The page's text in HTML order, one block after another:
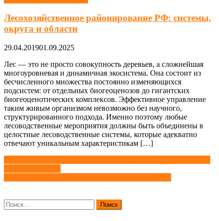
Лесохозяйственное районирование РФ: системы,
округа и области
29.04.201901.09.2025
Лес — это не просто совокупность деревьев, а сложнейшая
многоуровневая и динамичная экосистема. Она состоит из
бесчисленного множества постоянно изменяющихся
подсистем: от отдельных биогеоценозов до гигантских
биогеоценотических комплексов. Эффективное управление
таким живым организмом невозможно без научного,
структурированного подхода. Именно поэтому любые
лесоводственные мероприятия должны быть объединены в
целостные лесоводственные системы, которые адекватно
отвечают уникальным характеристикам […]
Навигация
по
Найти: